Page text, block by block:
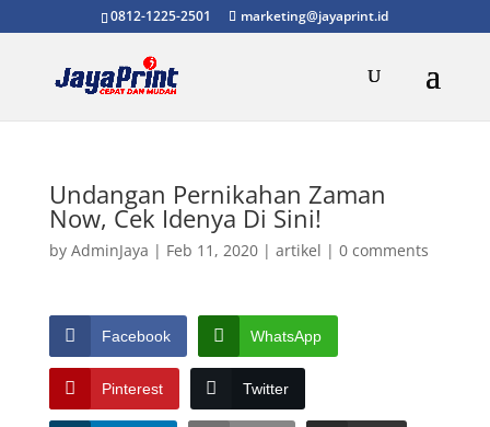
0812-1225-2501 marketing@jayaprint.id
Undangan Pernikahan Zaman
Now, Cek Idenya Di Sini!
by AdminJaya | Feb 11, 2020| artikel | 0 comments
Facebook WhatsApp
Pinterest Twitter